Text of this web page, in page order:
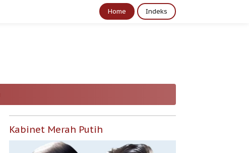
Home Indeks
Kabinet Merah Putih